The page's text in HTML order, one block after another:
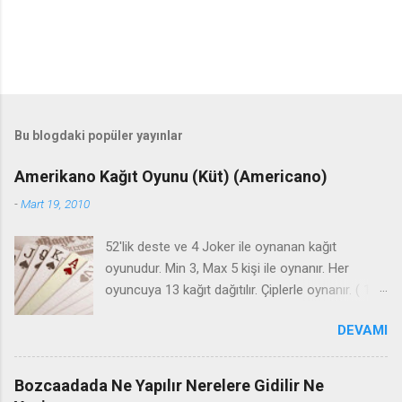
Bu blogdaki popüler yayınlar
Amerikano Kağıt Oyunu (Küt) (Americano)
-Mart 19, 2010
52'lik deste ve 4 Joker ile oynanan kağıt
oyunudur. Min 3, Max 5 kişi ile oynanır. Her
oyuncuya 13 kağıt dağıtılır. Çiplerle oynanır. ( 1 -5
üçlü seri Bir dörtlü küt + bir üçlü seri Bir dörtlü
seri + bir üçlü küt İki üçlü küt İki üçlü seri Bir
dörtlü küt Bir dörtlü seri Bir dörtlü küt + bir
dörtlü seri İki dörtlü küt İki dörtlü seri Üç üçlü
DEVAMI
Bozcaadada Ne Yapılır Nerelere Gidilir Ne